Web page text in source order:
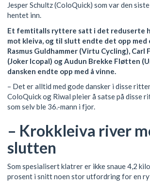
Jesper Schultz (ColoQuick) som var den
hentet inn.
Et femtitalls ryttere satt i det reduserte
mot kleiva, og til slutt endte det opp med
Rasmus Guldhammer (Virtu Cycling), Carl
(Joker Icopal) og Audun Brekke Fløtten
dansken endte opp med å vinne.
– Det er alltid med gode dansker i disse
ColoQuick og Riwal pleier å satse på disse
som selv ble 36.-mann i fjor.
– Krokkleiva river
slutten
Som spesialisert klatrer er ikke snaue 4,2
prosent i snitt noen stor utfordring for en